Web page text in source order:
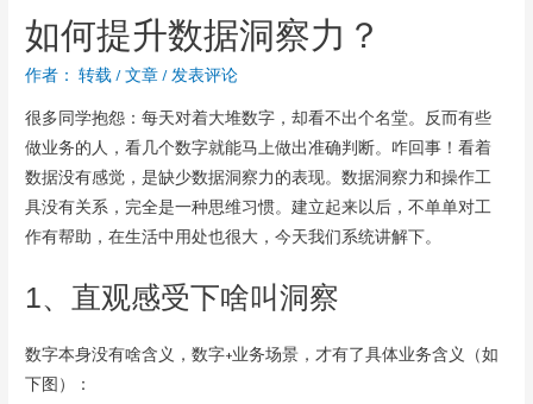
如何提升数据洞察力？
作者： 转载/文章/发表评论
很多同学抱怨：每天对着大堆数字，却看不出个名堂。反而有些
做业务的人，看几个数字就能马上做出准确判断。咋回事！看着
数据没有感觉，是缺少数据洞察力的表现。数据洞察力和操作工
具没有关系，完全是一种思维习惯。建立起来以后，不单单对工
作有帮助，在生活中用处也很大，今天我们系统讲解下。
1、直观感受下啥叫洞察
数字本身没有啥含义，数字+业务场景，才有了具体业务含义（如
下图）：